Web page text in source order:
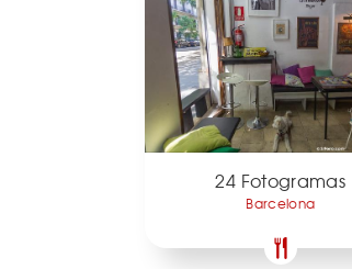
24 Fotogramas
Barcelona